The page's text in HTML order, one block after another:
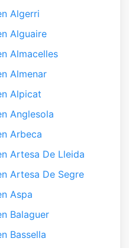
Algerri
Alguaire
Almacelles
Almenar
Alpicat
Anglesola
Arbeca
Artesa De Lleida
Artesa De Segre
Aspa
Balaguer
Bassella